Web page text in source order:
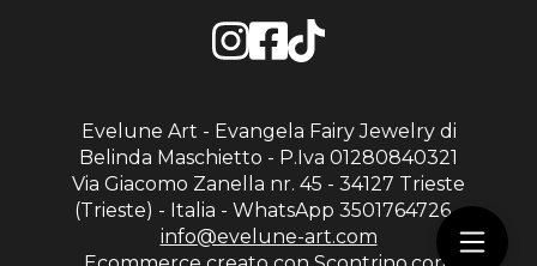
Evelune Art - Evangela Fairy Jewelry di
Belinda Maschietto - P.Iva 01280840321
Via Giacomo Zanella nr. 45 - 34127 Trieste
(Trieste) - Italia - WhatsApp 3501764726 -
info@evelune-art.com